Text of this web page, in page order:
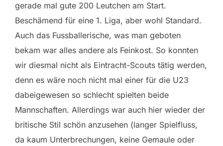
gerade mal gute 200 Leutchen am Start.
Beschämend für eine 1. Liga, aber wohl Standard.
Auch das Fussballerische, was man geboten
bekam war alles andere als Feinkost. So konnten
wir diesmal nicht als Eintracht-Scouts tätig werden,
denn es wäre noch nicht mal einer für die U23
dabeigewesen so schlecht spielten beide
Mannschaften. Allerdings war auch hier wieder der
britische Stil schön anzusehen (langer Spielfluss,
da kaum Unterbrechungen, keine Gemaule oder